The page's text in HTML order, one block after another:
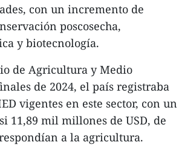
con un incremento de
poscosecha,
y biotecnología.
de Agricultura y Medio
de 2024, el país registraba
vigentes en este sector, con un
11,89 mil millones de USD, de
a la agricultura.